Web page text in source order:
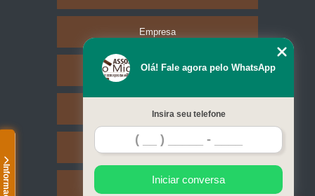
Empresa
Missão
Serviços
Contato
Mapa do site
Olá! Fale agora pelo WhatsApp
Insira seu telefone
Iniciar conversa